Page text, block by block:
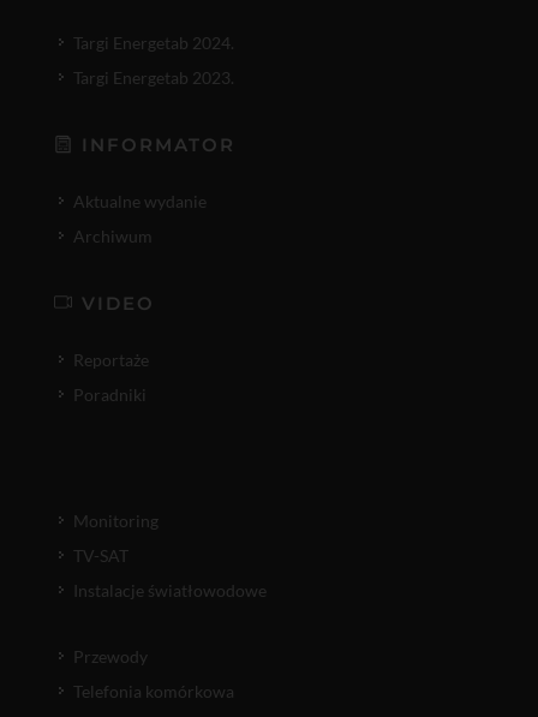
Targi Energetab 2024.
Targi Energetab 2023.
INFORMATOR
Aktualne wydanie
Archiwum
VIDEO
Reportaże
Poradniki
Monitoring
TV-SAT
Instalacje światłowodowe
Przewody
Telefonia komórkowa